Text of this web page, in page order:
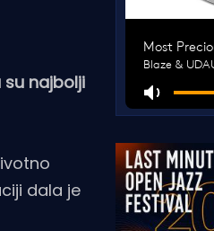
su najbolji
dala je